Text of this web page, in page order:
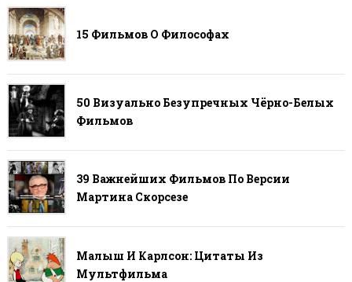
15 Фильмов О Философах
50 Визуально Безупречных Чёрно-Белых
Фильмов
39 Важнейших Фильмов По Версии
Мартина Скорсезе
Малыш И Карлсон: Цитаты Из
Мультфильма